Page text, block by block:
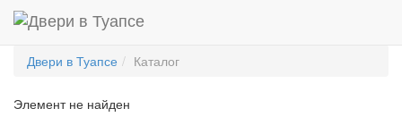
Двери в Туапсе Каталог
Элемент не найден